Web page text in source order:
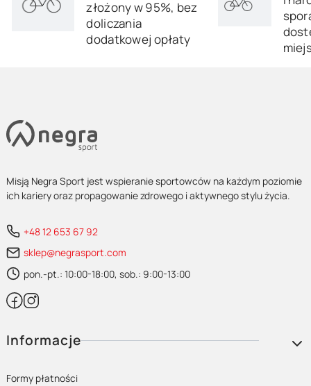
złożony w 95%, bez
doliczania
dodatkowej opłaty
Misją Negra Sport jest wspieranie sportowców na każdym poziomie
ich kariery oraz propagowanie zdrowego i aktywnego stylu życia.
+48 12 653 67 92
sklep@negrasport.com
pon.-pt.: 10:00-18:00, sob.: 9:00-13:00
Linki w stopce
Informacje
Formy płatności